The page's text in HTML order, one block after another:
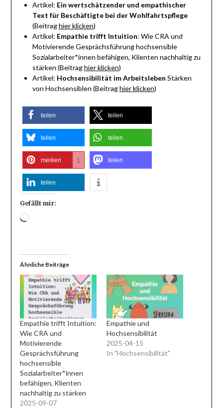
Artikel: Ein wertschätzender und empathischer
Text für Beschäftigte bei der Wohlfahrtspflege
(Beitraghier klicken)
Artikel: Empathie trifft Intuition: Wie CRA und
Motivierende Gesprächsführung hochsensible
Sozialarbeiter*innen befähigen, Klienten nachhaltig zu
stärken (Beitraghier klicken)
Artikel: Hochsensibilität im Arbeitsleben Stärken
von Hochsensiblen (Beitraghier klicken)
teilen teilen
teilen teilen
merken 1 teilen
teilen
Gefällt mir:
Wird
Ähnliche Beiträge
Empathie trifft Intuition:
Wie CRA und
Motivierende
Gesprächsführung
hochsensible
Sozialarbeiter*innen
befähigen, Klienten
nachhaltig zu stärken
2025-09-07
Empathie und
Hochsensibilität
2025-04-15
In "Hochsensibilität"